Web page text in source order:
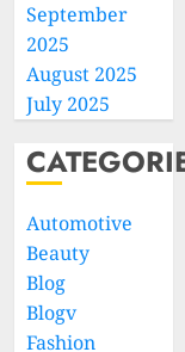
September
2025
August 2025
July 2025
Automotive
Beauty
Blog
Blogv
Fashion